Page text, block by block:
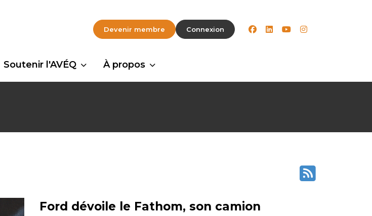
Devenir membre Connexion facebook
linkedinyoutubeinstagram
Soutenir l'AVÉQ À propos
Ford dévoile le Fathom, son camion